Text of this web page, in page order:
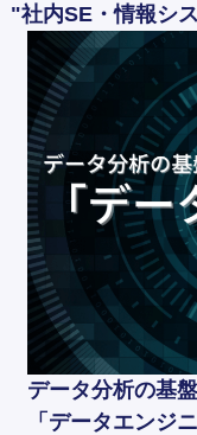
"社内SE・情報シ
データ分析の基
「データエンジニ